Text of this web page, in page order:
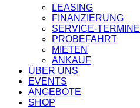
LEASING
FINANZIERUNG
SERVICE-TERMINE
PROBEFAHRT
MIETEN
ANKAUF
ÜBER UNS
EVENTS
ANGEBOTE
SHOP